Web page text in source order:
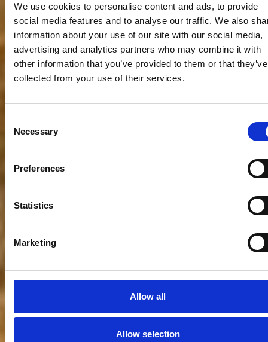
We use cookies to personalise content and ads, to provide
social media features and to analyse our traffic. We also
information about your use of our site with our social media,
advertising and analytics partners who may combine it with
other information that you’ve provided to them or that they’ve
collected from your use of their services.
Selection
Necessary
Preferences
Statistics
Marketing
Allow all
Allow selection